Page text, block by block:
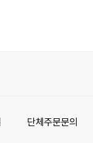
단체주문문의